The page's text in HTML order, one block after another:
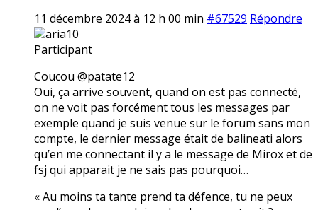
11 décembre 2024 à 12 h 00 min #67529 Répondre
aria10
Participant
Coucou @patate12
Oui, ça arrive souvent, quand on est pas connecté,
on ne voit pas forcément tous les messages par
exemple quand je suis venue sur le forum sans mon
compte, le dernier message était de balineati alors
qu’en me connectant il y a le message de Mirox et de
fsj qui apparait je ne sais pas pourquoi…
« Au moins ta tante prend ta défence, tu ne peux